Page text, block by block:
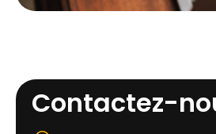
Contactez-